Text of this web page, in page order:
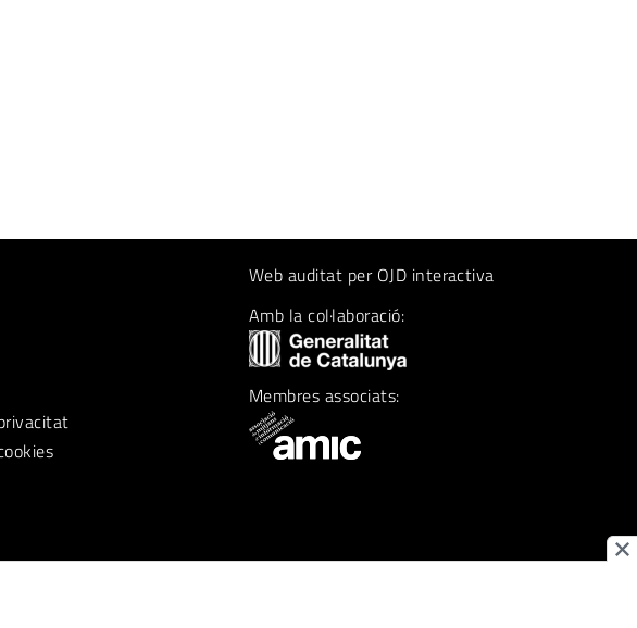
Web auditat per OJD interactiva
Amb la col·laboració:
Membres associats: